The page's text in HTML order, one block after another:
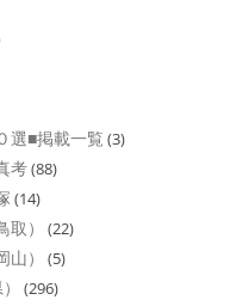
選■掲載一覧 (3)
考(88)
(14)
） (22)
） (5)
(296)